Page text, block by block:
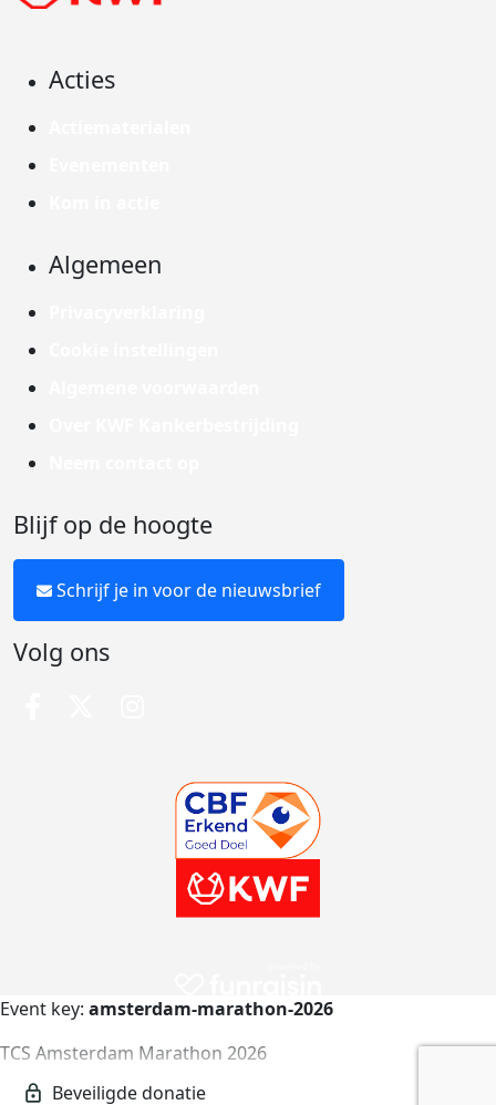
Acties
Algemeen
Blijf op de hoogte
Schrijf je in voor de nieuwsbrief
Volg ons
Event key: amsterdam-marathon-2026
TCS Amsterdam Marathon 2026
amsterdam-marathon-2026